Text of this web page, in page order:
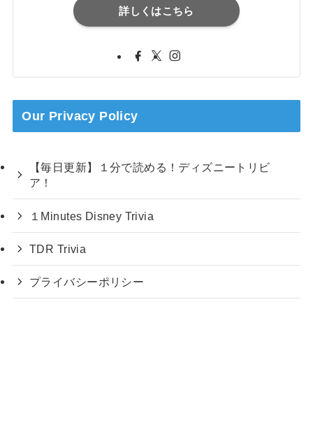
詳しくはこちら
Our Privacy Policy
【毎日更新】１分で読める！ディズニートリビ
ア！
１Minutes Disney Trivia
TDR Trivia
プライバシーポリシー